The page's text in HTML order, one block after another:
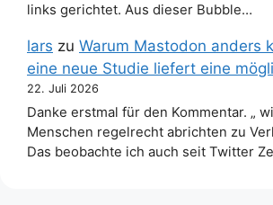
links gerichtet. Aus dieser Bubble…
lars zu Warum Mastodon anders
eine neue Studie liefert eine
22. Juli 2026
Danke erstmal für den Kommentar. „
Menschen regelrecht abrichten zu
Das beobachte ich auch seit Twitter